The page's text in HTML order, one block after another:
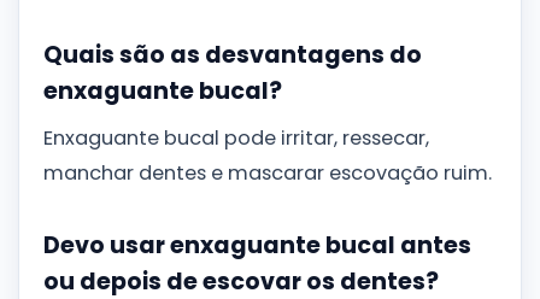
Quais são as desvantagens do
enxaguante bucal?
Enxaguante bucal pode irritar, ressecar,
manchar dentes e mascarar escovação ruim.
Devo usar enxaguante bucal antes
ou depois de escovar os dentes?